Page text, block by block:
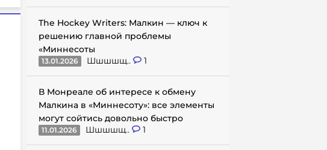
The Hockey Writers: Малкин — ключ к
решению главной проблемы
«Миннесоты
13.01.2026 Шшшшщ.. 1
В Монреале об интересе к обмену
Малкина в «Миннесоту»: все элементы
могут сойтись довольно быстро
11.01.2026 Шшшшщ.. 1